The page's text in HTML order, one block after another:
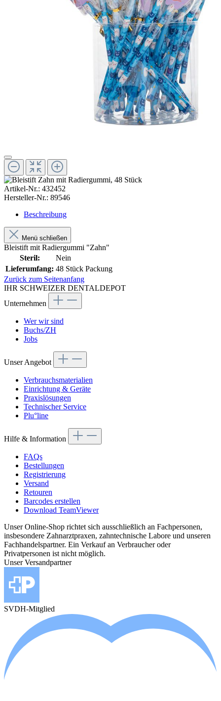
Artikel-Nr.: 432452
Hersteller-Nr.: 89546
Beschreibung
Menü schließen
Bleistift mit Radiergummi "Zahn"
Steril:
Nein
Lieferumfang: 48 Stück Packung
Zurück zum Seitenanfang
IHR SCHWEIZER DENTALDEPOT
Unternehmen
Wer wir sind
Buchs/ZH
Jobs
Unser Angebot
Verbrauchsmaterialien
Einrichtung & Geräte
Praxislösungen
Technischer Service
Plu°line
Hilfe & Information
FAQs
Bestellungen
Registrierung
Versand
Retouren
Barcodes erstellen
Download TeamViewer
Unser Online-Shop richtet sich ausschließlich an Fachpersonen,
insbesondere Zahnarztpraxen, zahntechnische Labore und unseren
Fachhandelspartner. Ein Verkauf an Verbraucher oder
Privatpersonen ist nicht möglich.
Unser Versandpartner
SVDH-Mitglied